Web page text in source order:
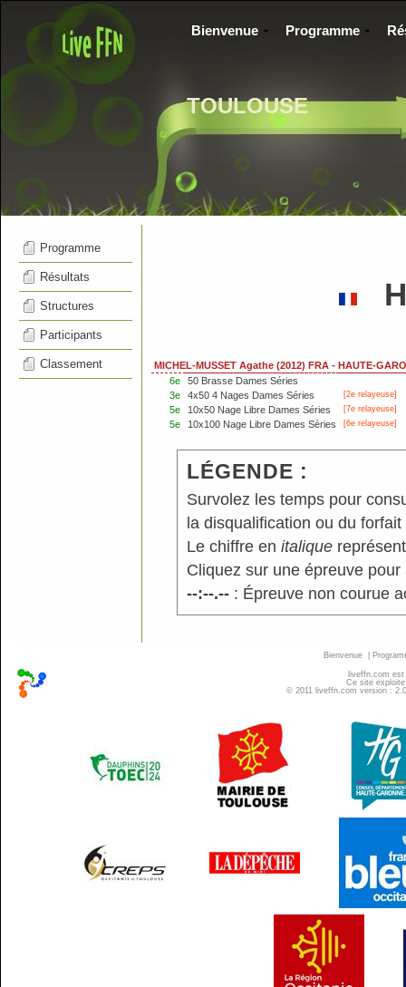
TOULOUSE
Bienvenue Programme
Programme
Résultats
Structures
Participants
Classement
MICHEL-MUSSET Agathe (2012) FRA - HAUTE-
6e
50 Brasse Dames Séries
3e
4x50 4 Nages Dames Séries [2e relayeuse]
5e 10x50 Nage Libre Dames Séries [7e relayeuse]
5e 10x100 Nage Libre Dames Séries [6e relayeuse]
LÉGENDE :
Survolez les temps pour
la disqualification ou du forfait
Le chiffre en italique
Cliquez sur une épreuve
--:--.--: Épreuve non courue
Bienvenue
liveffn.com
Ce site
© 2011 liveffn.com version :